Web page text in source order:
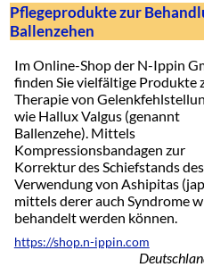
Pflegeprodukte zur
Ballenzehen
Im Online-Shop der N-Ippin
finden Sie vielfältige Produkte
Therapie von
wie Hallux Valgus (genannt
Ballenzehe). Mittels
Kompressionsbandagen zur
Korrektur des Schiefstands
Verwendung von Ashipitas
mittels derer auch Syndrome
behandelt werden können.
https://shop.n-ippin.com